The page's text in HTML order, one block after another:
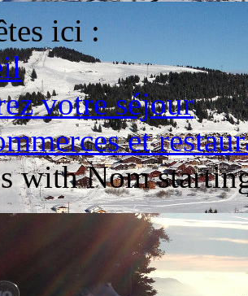
ici :
votre séjour
et
with Nom